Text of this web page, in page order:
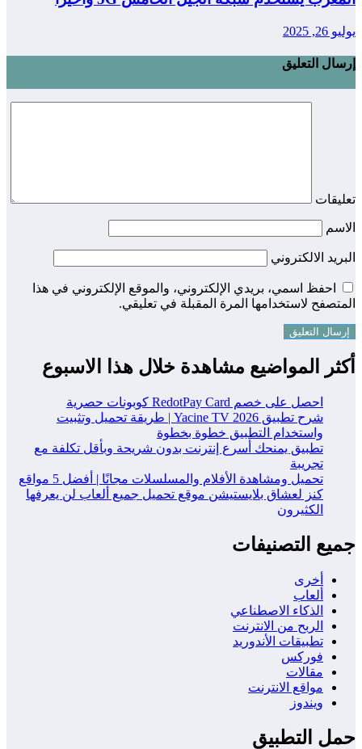
2025
التعليق
الالكتروني
احفظ اسمي، بريدي الإلكتروني، والموقع الإلكتروني في هذا
لاستخدامها المرة المقبلة في تعليقي.
المواضيع مشاهدة خلال هذا الاسبوع
احصل على خصم RedotPay Card كوبونات حصرية
شرح تطبيق Yacine TV 2026 | طريقة تحميل وتثبيت
واستخدام التطبيق خطوة بخطوة
تطبيق يمنحك أسرع إنترنت بدون شريحة وبأقل تكلفة مع
تجريبة
تحميل ومشاهدة الأفلام والمسلسلات مجانًا | أفضل 5 مواقع
كنز لعشاق بلايستيشن موقع تحميل جميع ألعاب لن يعرفها
الكثيرون
التصنيفات
أخرى
ألعاب
الذكاء الاصطناعي
الربح من الانترنت
تطبيقات الأندوريد
فوركس
مقالات
مواقع الانترنت
ويندوز
التطبيق